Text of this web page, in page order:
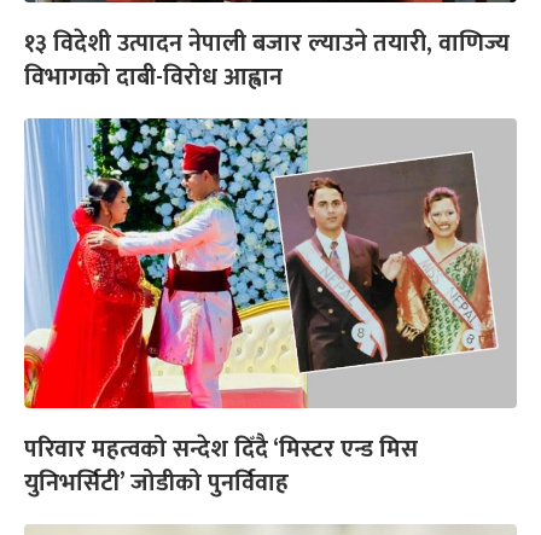
१३ विदेशी उत्पादन नेपाली बजार ल्याउने तयारी, वाणिज्य
विभागको दाबी-विरोध आह्वान
परिवार महत्वको सन्देश दिँदै ‘मिस्टर एन्ड मिस
युनिभर्सिटी’ जोडीको पुनर्विवाह